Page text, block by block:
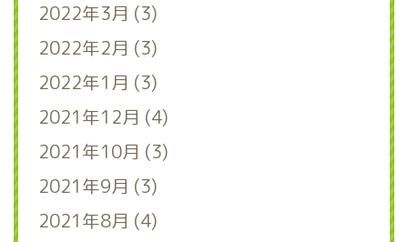
2022年3月 (3)
2022年2月 (3)
2022年1月 (3)
2021年12月 (4)
2021年10月 (3)
2021年9月 (3)
2021年8月 (4)